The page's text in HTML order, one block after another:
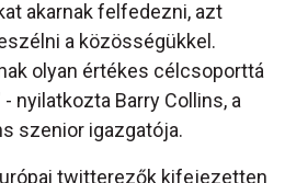
akarnak felfedezni, azt
a közösségükkel.
olyan értékes célcsoporttá
nyilatkozta Barry Collins, a
szenior igazgatója.
twitterezők kifejezetten